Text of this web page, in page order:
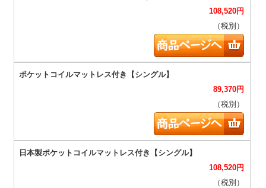
108,520円
（税別）
89,370円
（税別）
108,520円
（税別）